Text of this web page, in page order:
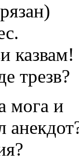
казвам!
трезв?
мога и